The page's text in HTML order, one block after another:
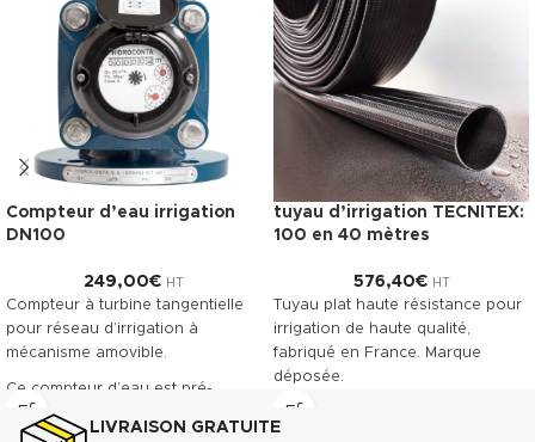
Compteur d’eau irrigation
DN100
249,00€ HT
Compteur à turbine tangentielle
pour réseau d’irrigation à
mécanisme amovible.
Ce compteur d’eau est pré-
équipé pour recevoir la pose
d’un émetteur à impulsions.
tuyau d’irrigation TECNITEX:
100 en 40 mètres
576,40€ HT
Tuyau plat haute résistance pour
irrigation de haute qualité,
fabriqué en France. Marque
déposée.
Télécharger la fiche technique
(.pdf)
LIVRAISON GRATUITE